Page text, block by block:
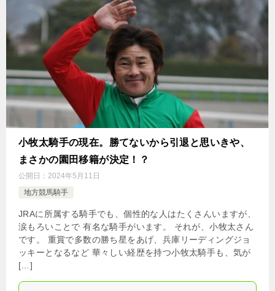
小牧太騎手の現在。勝てないから引退と思いきや、
まさかの園田移籍が決定！？
公開日： 2024年5月11日
地方競馬騎手
JRAに所属する騎手でも、個性的な人はたくさんいますが、
涙もろいことで 有名な騎手がいます。 それが、小牧太さん
です。 重賞で多数の勝ち星をあげ、兵庫リーディングジョ
ッキーとなるなど 華々しい経歴を持つ小牧太騎手も、気が
[…]